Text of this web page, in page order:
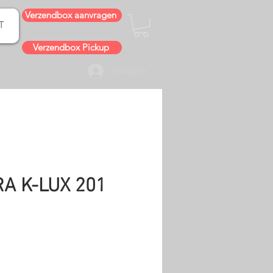
Verzendbox aanvragen
Verzendbox Pickup
K-LUX 201